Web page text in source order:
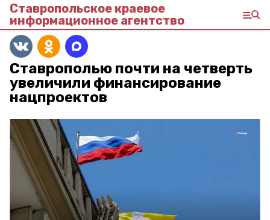
Ставропольское краевое
информационное агентство
Ставрополью почти на четверть
увеличили финансирование
нацпроектов